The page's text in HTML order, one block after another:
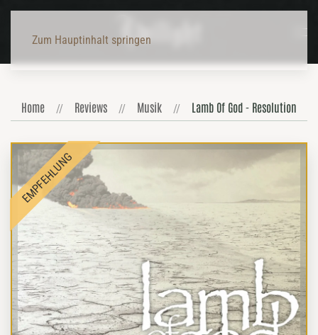
Zum Hauptinhalt springen
Home Reviews Musik Lamb Of God - Resolution